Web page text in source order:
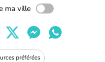
ma ville
préférées